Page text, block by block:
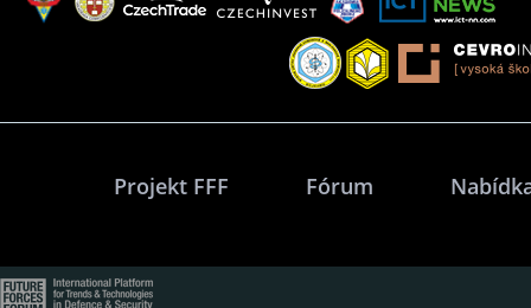
Projekt FFF Fórum